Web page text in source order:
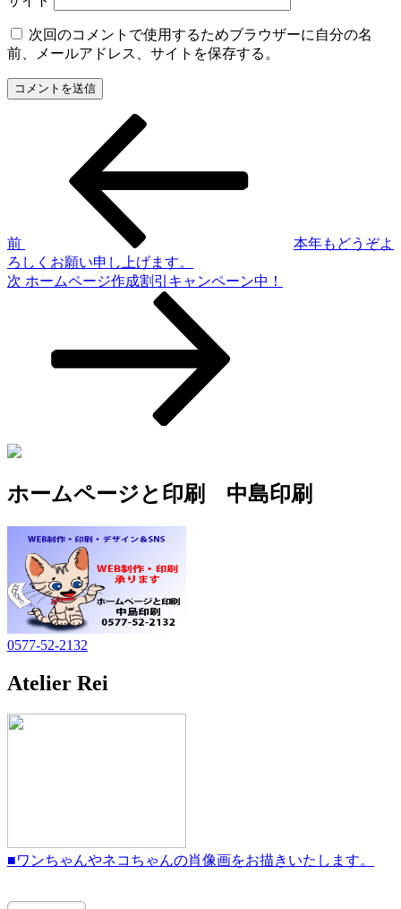
次回のコメントで使用するためブラウザーに自分の名
前、メールアドレス、サイトを保存する。
ゲ
ー
前
本年もどうぞよ
ろしくお願い申し上げます。
次
次 ホームページ作成割引キャンペーン中！
ホームページと印刷 中島印刷
0577-52-2132
Atelier Rei
■ワンちゃんやネコちゃんの肖像画をお描きいたします。